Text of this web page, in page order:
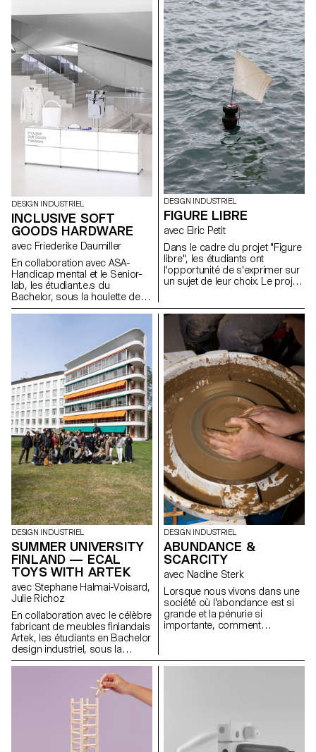
d’énergie qu’il ne devrait.Grace
à leurs sens de l’observation ils
ont choisis une typologie
d’objet contemporain
énergivore et on réduit sa
dépendance en énergie lors de
son utilisation.
DESIGN INDUSTRIEL
INCLUSIVE SOFT
GOODS HARDWARE
avec Friederike Daumiller
En collaboration avec ASA-
Handicap mental et le Senior-
lab, les étudiant.e.s du
Bachelor, sous la houlette de la
designer Friederike Daumiller,
pièces de fermeture et de
systèmes de fixation pour
vêtements, sacs et accessoires
à porter qui facilitent leur
utilisation, contribuant ainsi à
les rendre plus universels et
inclusifs.
DESIGN INDUSTRIEL
FIGURE LIBRE
avec Elric Petit
Dans le cadre du projet "Figure
libre", les étudiants ont
l'opportunité de s'exprimer sur
un sujet de leur choix. Le projet
leur mémoire, ainsi que le choix
d'un domaine correspondant à
leurs aspirations
professionnelles après leurs
études, que ce soit dans le
mobilier, la mobilité, les objets
connectés ou tout autre
domaine.
DESIGN INDUSTRIEL
SUMMER UNIVERSITY
FINLAND — ECAL
TOYS WITH ARTEK
avec Stephane Halmai-Voisard,
Julie Richoz
En collaboration avec le célèbre
fabricant de meubles finlandais
Artek, les étudiants en Bachelor
design industriel, sous la
direction de la designer Julie
Richoz, présentent une
collection d'objets ludiques
pour enfants fabriqués à partir
de pièces de qualité inférieure,
rejetés ou semi-finis. Fidèles à
l'esprit d'Artek et de ses
fondateurs, les produits
DESIGN INDUSTRIEL
ABUNDANCE &
SCARCITY
avec Nadine Sterk
Lorsque nous vivons dans une
société où l'abondance est si
grande et la pénurie si
importante, comment
pouvons-nous nous tourner
important encore, comment
pouvons-nous vivre plus
harmonieusement avec la